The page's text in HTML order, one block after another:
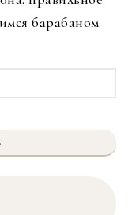
барабаном